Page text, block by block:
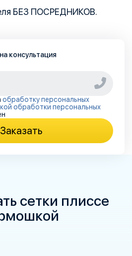
БЕЗ ПОСРЕДНИКОВ.
консультация
обработку персональных
обработки персональных
Заказать
сетки плиссе